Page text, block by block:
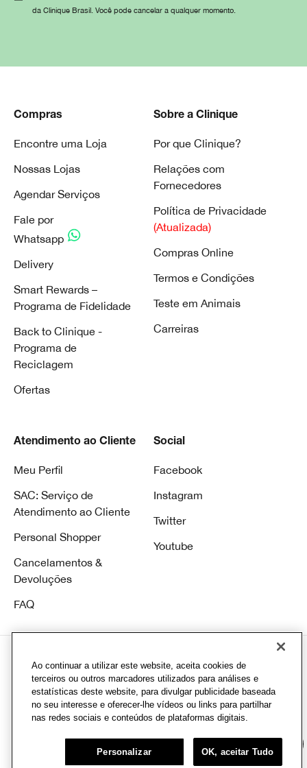
da Clinique Brasil. Você pode cancelar a qualquer momento.
Compras
Encontre uma Loja
Nossas Lojas
Agendar Serviços
Fale por
Whatsapp
Delivery
Smart Rewards –
Programa de Fidelidade
Back to Clinique -
Programa de
Reciclagem
Ofertas
Sobre a Clinique
Por que Clinique?
Relações com
Fornecedores
Política de Privacidade
(Atualizada)
Compras Online
Termos e Condições
Teste em Animais
Carreiras
Atendimento ao Cliente
Meu Perfil
SAC: Serviço de
Atendimento ao Cliente
Personal Shopper
Cancelamentos &
Devoluções
FAQ
Social
Facebook
Instagram
Twitter
Youtube
© Clinique Laboratories, Ilc. Todos direitos reservados
CD Infracommerce |Av. Hélio Ossamu Daikuara, 1445 - Jardim Vista Alegre, Embu
Ao continuar a utilizar este website, aceita cookies de
terceiros ou outros marcadores utilizados para análises e
estatísticas deste website, para divulgar publicidade baseada
no seu interesse e oferecer-lhe vídeos ou links para partilhar
nas redes sociais e conteúdos de plataformas digitais.
Personalizar OK, aceitar Tudo